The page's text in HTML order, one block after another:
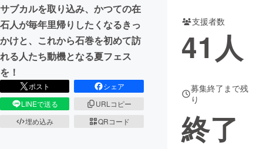
サブカルを取り込み、かつての在
石人が毎年里帰りしたくなるきっ
かけと、これから石巻を初めて訪
れる人たち動機となる夏フェス
を！
ポスト
シェア
LINEで送る
URLコピー
埋め込み
QRコード
支援者数
41 人
募集終了まで残
り
終了